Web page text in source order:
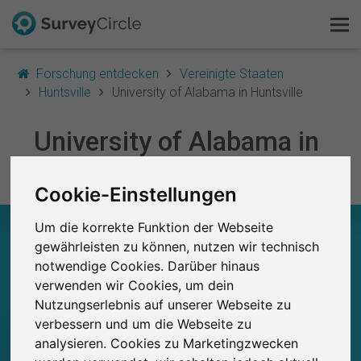
Cookie-Einstellungen
Um die korrekte Funktion der Webseite
gewährleisten zu können, nutzen wir technisch
notwendige Cookies. Darüber hinaus
verwenden wir Cookies, um dein
Nutzungserlebnis auf unserer Webseite zu
verbessern und um die Webseite zu
analysieren. Cookies zu Marketingzwecken
Forschung entdecken
Vereinigte Staaten
Huntsville
University of Alabama in Huntsville
University of Alabama in
UNIVERSITY OF ALABAMA IN HUNTSVILLE –
AUF EINEN BLICK
0
Bisher bei SurveyCircle veröffentlichte
Studien
0
Aktuell bei SurveyCircle veröffentlichte
Studien
Forschung entdecken
FAQ
Kostenlos registrieren
Anmelden